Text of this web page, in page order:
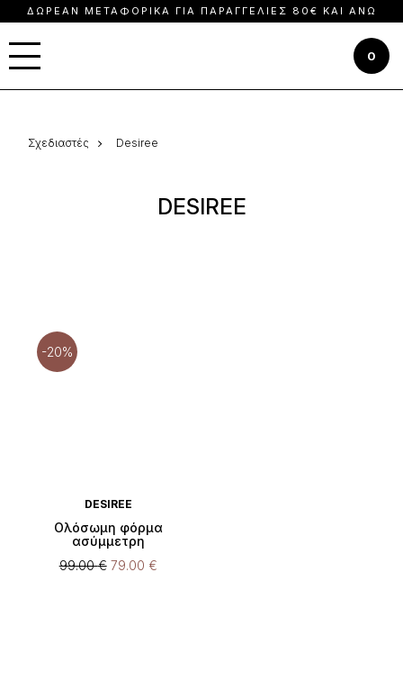
ΔΩΡΕΆΝ ΜΕΤΑΦΟΡΙΚΆ ΓΙΑ ΠΑΡΑΓΓΕΛΊΕΣ 80€ ΚΑΙ ΆΝΩ
Button 0
Σχεδιαστές Desiree
DESIREE
-20%
DESIREE
Ολόσωμη φόρμα
ασύμμετρη
99.00€ Original
79.00 €Η